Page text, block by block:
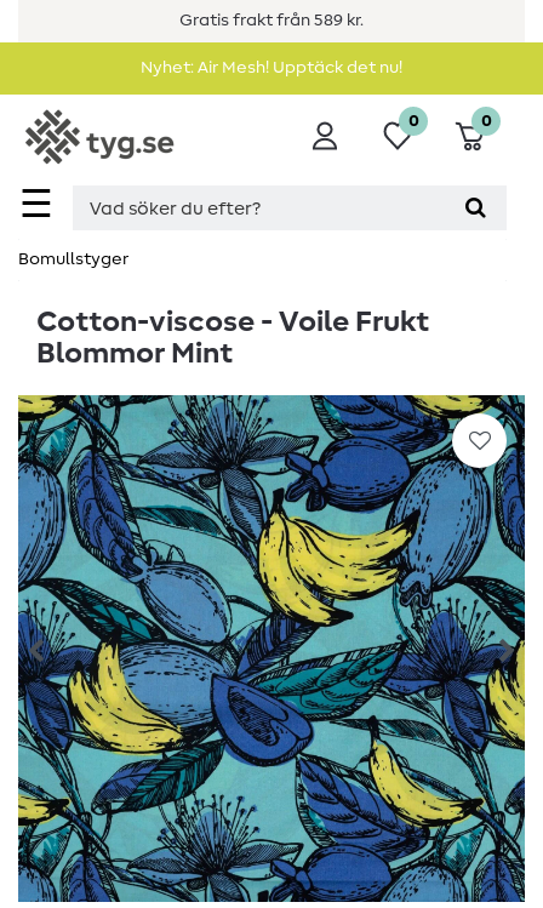
Gratis frakt från 589 kr.
Nyhet: Air Mesh! Upptäck det nu!
☰
0 0
Bomullstyger
Cotton-viscose - Voile Frukt
Blommor Mint